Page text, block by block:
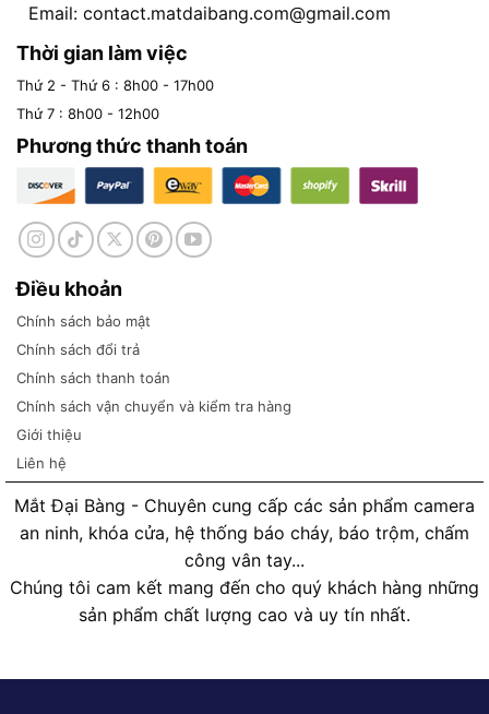
Email: contact.matdaibang.com@gmail.com
Thời gian làm việc
Thứ 2 - Thứ 6 : 8h00 - 17h00
Thứ 7 : 8h00 - 12h00
Phương thức thanh toán
Điều khoản
Chính sách bảo mật
Chính sách đổi trả
Chính sách thanh toán
Chính sách vận chuyển và kiểm tra hàng
Giới thiệu
Liên hệ
Mắt Đại Bàng - Chuyên cung cấp các sản phẩm camera
an ninh, khóa cửa, hệ thống báo cháy, báo trộm, chấm
công vân tay...
Chúng tôi cam kết mang đến cho quý khách hàng những
sản phẩm chất lượng cao và uy tín nhất.